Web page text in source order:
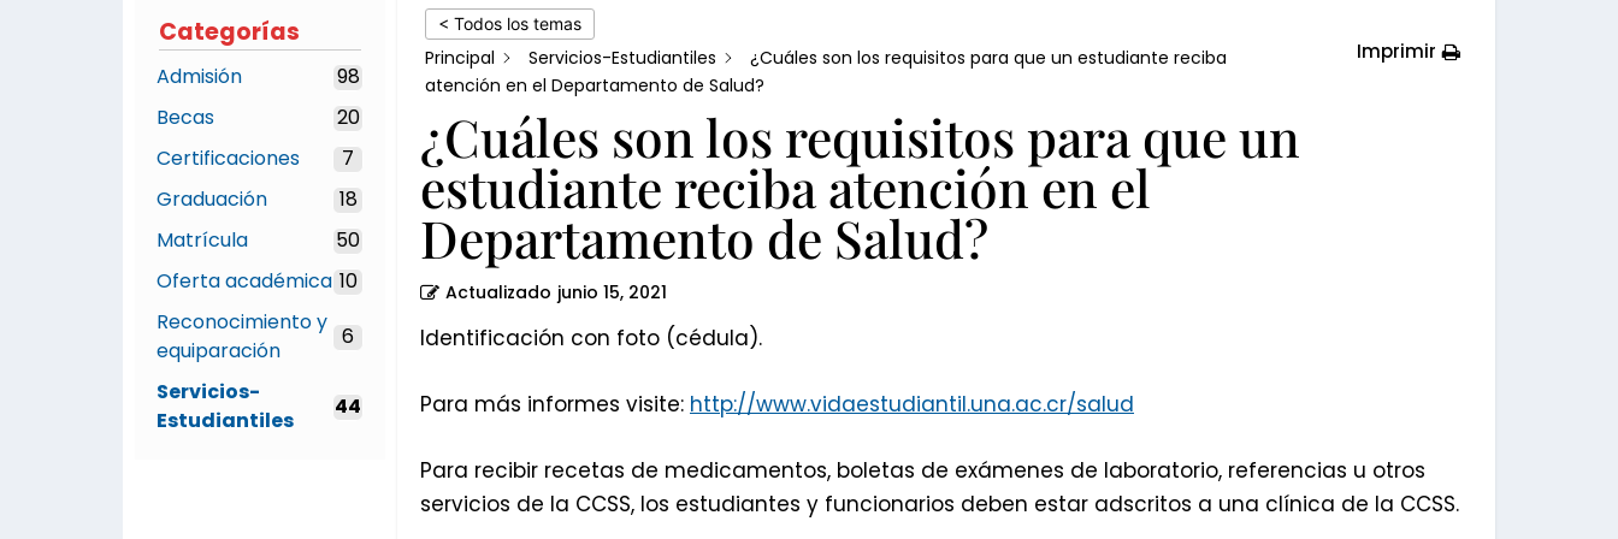
Departamento
Categorías
Admisión
98
Becas
20
Certificaciones
7
Graduación
18
Matrícula
50
Oferta académica 10
Reconocimiento y
equiparación
6
Servicios-
Estudiantiles
44
< Todos los temas
Principal Servicios-Estudiantiles
¿Cuáles son los requisitos para que un estudiante reciba
atención en el Departamento de Salud?
Imprimir
¿Cuáles son los requisitos para que un
estudiante reciba atención en el
Departamento de Salud?
Actualizado junio 15, 2021
Identificación con foto (cédula).
Para más informes visite: http://www.vidaestudiantil.una.ac.cr/salud
Para recibir recetas de medicamentos, boletas de exámenes de laboratorio, referencias u otros
servicios de la CCSS, los estudiantes y funcionarios deben estar adscritos a una clínica de la CCSS.